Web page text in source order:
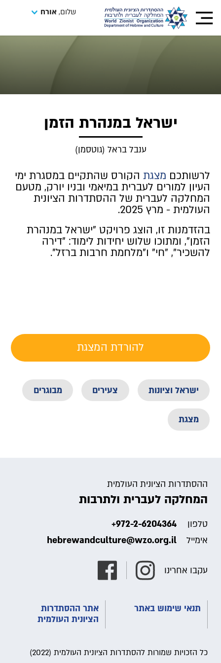
שלום, אורח
ישראל במנהרת הזמן
ענבל בראל (גוטסמן)
לרשותכם מצגת הקורס שהתקיים במסגרת ימי
העיון למורים לעברית במיאמי ובניו יורק, מטעם
המחלקה לעברית של ההסתדרות הציונית
העולמית - מרץ 2025.
בהזדמנות זו, הוצג פרויקט "ישראל במנהרת
הזמן", ומתוכו שלוש יחידות לימוד: "דירה
להשכיר", "חי" ו"מלחמת חרבות ברזל".
להורדת המצגת
ישראל וציונות צעירים מבוגרים
מצגת
ההסתדרות הציונית העולמית
המחלקה לעברית ולתרבות
טלפון +972-2-6204364
אימייל hebrewandculture@wzo.org.il
עקבו אחרינו
תנאי שימוש באתר
אתר ההסתדרות
הציונית העולמית
כל הזכויות שמורות להסתדרות הציונית העולמית (2022)